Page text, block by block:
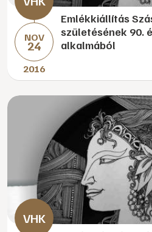
NOV
24
2016
Emlékkiállítás
születésének 90.
alkalmából